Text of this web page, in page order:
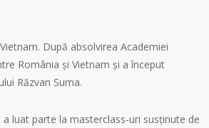
După absolvirea Academiei
România și Vietnam și a început
Răzvan Suma.
luat parte la masterclass-uri susținute de